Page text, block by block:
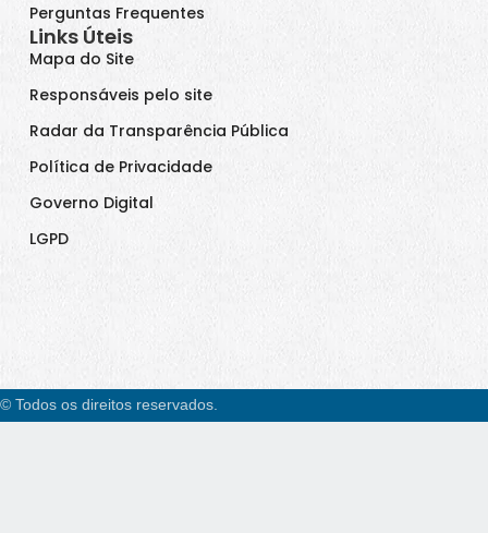
Perguntas Frequentes
Links Úteis
Mapa do Site
Responsáveis pelo site
Radar da Transparência Pública
Política de Privacidade
Governo Digital
LGPD
© Todos os direitos reservados.